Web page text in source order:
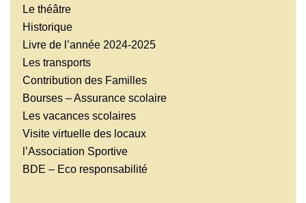
Le théâtre
Historique
Livre de l’année 2024-2025
Les transports
Contribution des Familles
Bourses – Assurance scolaire
Les vacances scolaires
Visite virtuelle des locaux
l’Association Sportive
BDE – Eco responsabilité